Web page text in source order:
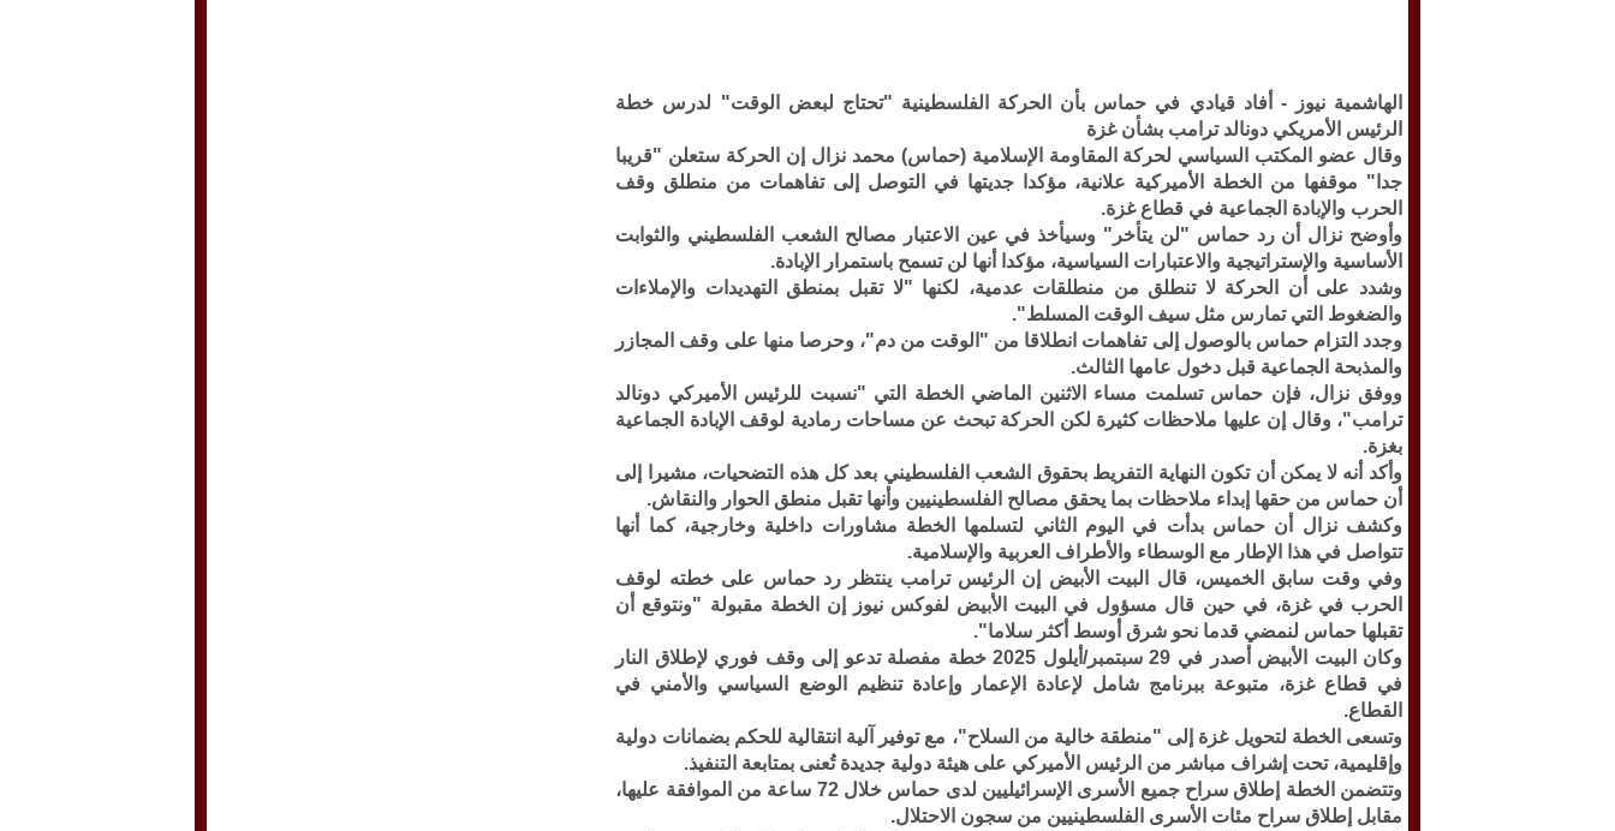
الهاشمية نيوز -
أفاد قيادي في حماس بأن الحركة الفلسطينية "تحتاج لبعض الوقت" لدرس خطة
الرئيس الأمريكي دونالد ترامب بشأن غزة
وقال عضو المكتب السياسي لحركة المقاومة الإسلامية (حماس) محمد نزال إن الحركة ستعلن "قريبا
جدا" موقفها من الخطة الأميركية علانية، مؤكدا جديتها في التوصل إلى تفاهمات من منطلق وقف
الحرب والإبادة الجماعية في قطاع غزة.
وأوضح نزال أن رد حماس "لن يتأخر" وسيأخذ في عين الاعتبار مصالح الشعب الفلسطيني والثوابت
الأساسية والإستراتيجية والاعتبارات السياسية، مؤكدا أنها لن تسمح باستمرار الإبادة.
وشدد على أن الحركة لا تنطلق من منطلقات عدمية، لكنها "لا تقبل بمنطق التهديدات والإملاءات
والضغوط التي تمارس مثل سيف الوقت المسلط".
وجدد التزام حماس بالوصول إلى تفاهمات انطلاقا من "الوقت من دم"، وحرصا منها على وقف المجازر
والمذبحة الجماعية قبل دخول عامها الثالث.
ووفق نزال، فإن حماس تسلمت مساء الاثنين الماضي الخطة التي "نسبت للرئيس الأميركي دونالد
ترامب"، وقال إن عليها ملاحظات كثيرة لكن الحركة تبحث عن مساحات رمادية لوقف الإبادة الجماعية
بغزة.
وأكد أنه لا يمكن أن تكون النهاية التفريط بحقوق الشعب الفلسطيني بعد كل هذه التضحيات، مشيرا إلى
أن حماس من حقها إبداء ملاحظات بما يحقق مصالح الفلسطينيين وأنها تقبل منطق الحوار والنقاش.
وكشف نزال أن حماس بدأت في اليوم الثاني لتسلمها الخطة مشاورات داخلية وخارجية، كما أنها
تتواصل في هذا الإطار مع الوسطاء والأطراف العربية والإسلامية.
وفي وقت سابق الخميس، قال البيت الأبيض إن الرئيس ترامب ينتظر رد حماس على خطته لوقف
الحرب في غزة، في حين قال مسؤول في البيت الأبيض لفوكس نيوز إن الخطة مقبولة "ونتوقع أن
تقبلها حماس لنمضي قدما نحو شرق أوسط أكثر سلاما".
وكان البيت الأبيض أصدر في 29 سبتمبر/أيلول 2025 خطة مفصلة تدعو إلى وقف فوري لإطلاق النار
في قطاع غزة، متبوعة ببرنامج شامل لإعادة الإعمار وإعادة تنظيم الوضع السياسي والأمني في
القطاع.
وتسعى الخطة لتحويل غزة إلى "منطقة خالية من السلاح"، مع توفير آلية انتقالية للحكم بضمانات دولية
وإقليمية، تحت إشراف مباشر من الرئيس الأميركي على هيئة دولية جديدة تُعنى بمتابعة التنفيذ.
وتتضمن الخطة إطلاق سراح جميع الأسرى الإسرائيليين لدى حماس خلال 72 ساعة من الموافقة عليها،
مقابل إطلاق سراح مئات الأسرى الفلسطينيين من سجون الاحتلال.